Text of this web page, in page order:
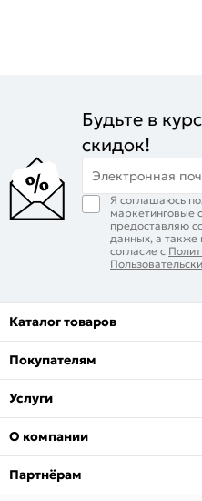
Будьте в
скидок!
Электронная
Я соглашаюсь
маркетинговые
предоставляю
данных, а
согласие с
Каталог товаров
Покупателям
Услуги
О компании
Партнёрам